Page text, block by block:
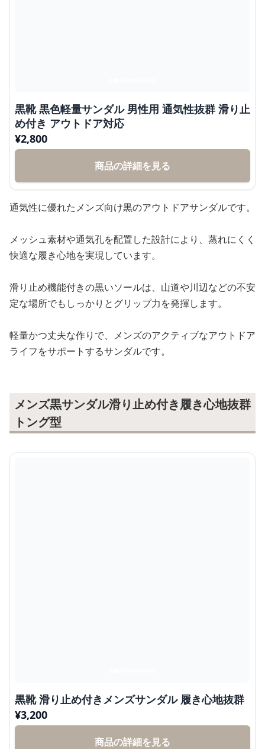
黒靴 黒色軽量サンダル 男性用 通気性抜群 滑り止
め付き アウトドア対応
¥2,800
商品の詳細を見る
通気性に優れたメンズ向け黒のアウトドアサンダルです。
メッシュ素材や通気孔を配置した設計により、蒸れにくく
快適な履き心地を実現しています。
滑り止め機能付きの黒いソールは、山道や川辺などの不安
定な場所でもしっかりとグリップ力を発揮します。
軽量かつ丈夫な作りで、メンズのアクティブなアウトドア
ライフをサポートするサンダルです。
メンズ黒サンダル滑り止め付き履き心地抜群
トング型
黒靴 滑り止め付きメンズサンダル 履き心地抜群
¥3,200
商品の詳細を見る